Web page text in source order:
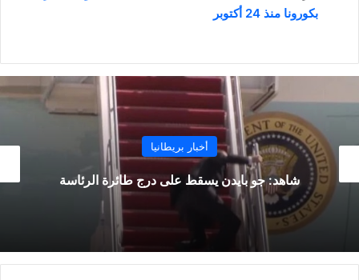
بكورونا منذ 24 أكتوبر
أخبار بريطانيا
توقعات بارتفاع أسعار المواد الغذائية في بريطانيا
خلال عام 2021